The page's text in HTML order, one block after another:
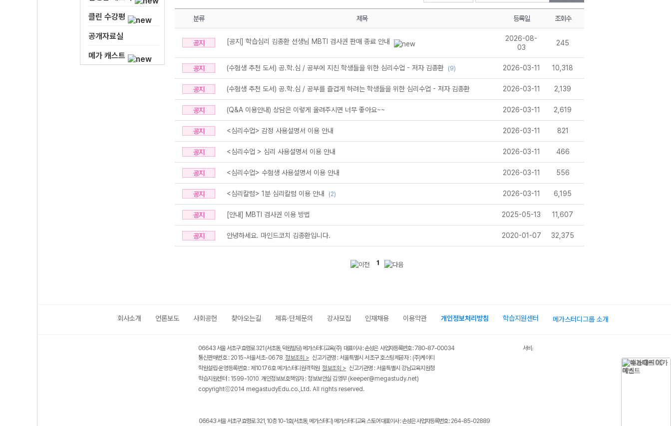
클린 수강평
공개자료실
메가 캐스트
분류 제목 등록일 조회수
공지 [공지] 학습심리 김종환 선생님 MBTI 검사권 판매 종료 안내
2026-08-
03
245
공지 (수험생 추천 도서) 공.학.심 / 공부에 지친 학생들을 위한 심리수업 - 저자 김종환 (9) 2026-03-11 10,318
공지 (수험생 추천 도서) 공.학.심 / 공부를 즐겁게 하려는 학생들을 위한 심리수업 - 저자 김종환 2026-03-11 2,139
공지 (Q&A 이용안내) 상담은 이렇게 올려주시면 너무 좋아요~~ 2026-03-11 2,619
공지 <심리수업> 감정 사용설명서 이용 안내 2026-03-11 821
공지 <심리수업 > 심리 사용설명서 이용 안내 2026-03-11 466
공지 <심리수업> 수험생 사용설명서 이용 안내 2026-03-11 556
공지 <심리칼럼> 1분 심리칼럼 이용 안내 (2) 2026-03-11 6,195
공지 [안내] MBTI 검사권 이용 방법 2025-05-13 11,607
공지 안녕하세요. 마인드코치 김종환입니다. 2020-01-07 32,375
1
회사소개 언론보도 사회공헌 찾아오는길 제휴·단체문의 강사모집 인재채용 이용약관 개인정보처리방침 학습지원센터 메가스터디그룹 소개
06643 서울 서초구 효령로 321 (서초동, 덕원빌딩) 메가스터디교육(주) 대표이사 : 손성은 사업자등록번호 : 780-87-00034
통신판매번호 : 2015-서울서초-0678 정보조회 > 신고기관명 : 서울특별시 서초구 호스팅제공자 : (주)케이티
학원설립·운영등록번호 : 제10176호 메가스터디원격학원 정보조회 > 신고기관명 : 서울특별시 강남교육지원청
학습지원센터 : 1599-1010 개인정보보호책임자 : 정보보안실 김영무(keeper@megastudy.net)
copyrightⓒ2014 megastudyEdu.co.,Ltd. All rights reserved.
서비스 가입사실 확인
06643 서울 서초구 효령로 321, 10층 10-1호(서초동, 메가스터디) 메가스터디교육 스토어 대표이사 : 손성은 사업자등록번호 : 264-85-02889